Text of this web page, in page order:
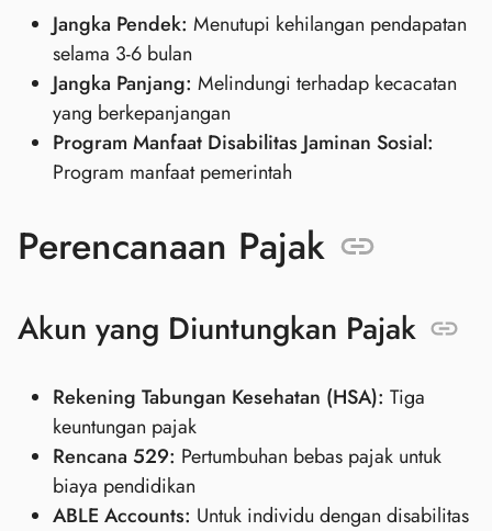
Jangka Pendek: Menutupi kehilangan pendapatan
selama 3-6 bulan
Jangka Panjang: Melindungi terhadap kecacatan
yang berkepanjangan
Program Manfaat Disabilitas Jaminan Sosial:
Program manfaat pemerintah
Perencanaan Pajak
Akun yang Diuntungkan Pajak
Rekening Tabungan Kesehatan (HSA): Tiga
keuntungan pajak
Rencana 529: Pertumbuhan bebas pajak untuk
biaya pendidikan
ABLE Accounts: Untuk individu dengan disabilitas